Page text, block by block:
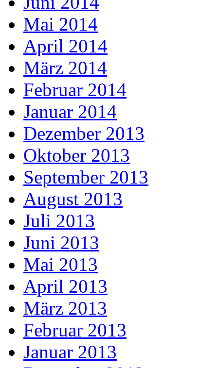
Mai 2014
April 2014
März 2014
Februar 2014
Januar 2014
Dezember 2013
Oktober 2013
September 2013
August 2013
Juli 2013
Juni 2013
Mai 2013
April 2013
März 2013
Februar 2013
Januar 2013